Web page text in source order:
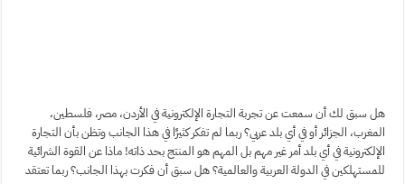
هل سبق لك أن سمعت عن تجربة التجارة الإلكترونية في الأردن، مصر، فلسطين،
المغرب، الجزائر أو في أي بلد عربي؟ ربما لم تفكر كثيرًا في هذا الجانب وتظن بأن التجارة
الإلكترونية في أي بلد أمر غير مهم بل المهم هو المنتج بحد ذاته! ماذا عن القوة الشرائية
للمستهلكين في الدولة العربية والعالمية؟ هل سبق أن فكرت بهذا الجانب؟ ربما تعتقد